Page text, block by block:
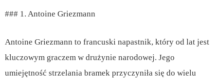
### 1. Antoine Griezmann
Antoine Griezmann to francuski napastnik, który od lat jest
kluczowym graczem w drużynie narodowej. Jego
umiejętność strzelania bramek przyczyniła się do wielu